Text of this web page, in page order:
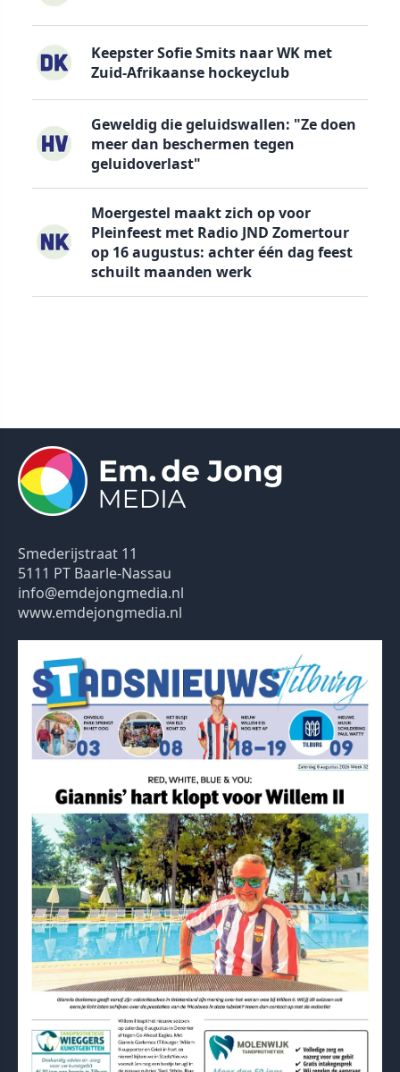
Keepster Sofie Smits naar WK met
Zuid-Afrikaanse hockeyclub
Geweldig die geluidswallen: "Ze doen
meer dan beschermen tegen
geluidoverlast"
Moergestel maakt zich op voor
Pleinfeest met Radio JND Zomertour
op 16 augustus: achter één dag feest
schuilt maanden werk
Smederijstraat 11
5111 PT Baarle-Nassau
info@emdejongmedia.nl
www.emdejongmedia.nl